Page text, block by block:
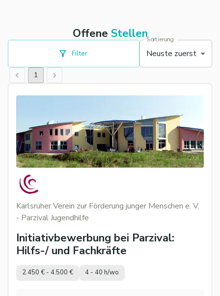
Offene Stellen
Filter
Sortierung
Neuste zuerst
1
Karlsruher Verein zur Förderung junger Menschen e. V.
- Parzival Jugendhilfe
Initiativbewerbung bei Parzival:
Hilfs-/ und Fachkräfte
2.450 € - 4.500 € 4 - 40 h/wo